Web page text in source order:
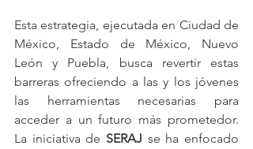
Esta estrategia, ejecutada en Ciudad de
México, Estado de México, Nuevo
León y Puebla, busca revertir estas
barreras ofreciendo a las y los jóvenes
las herramientas necesarias para
acceder a un futuro más prometedor.
La iniciativa de SERAJ se ha enfocado